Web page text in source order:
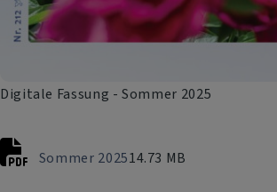
Digitale Fassung - Sommer 2025
Sommer 202514.73 MB